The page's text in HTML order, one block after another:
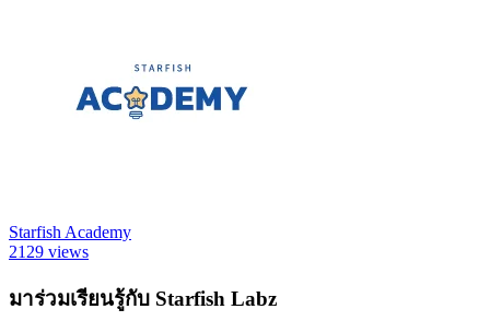
Starfish Academy
2129 views
มาร่วมเรียนรู้กับ Starfish Labz